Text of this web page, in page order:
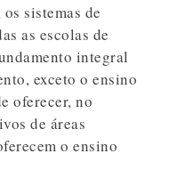
sistemas de
as escolas de
integral
exceto o ensino
oferecer, no
de áreas
o ensino